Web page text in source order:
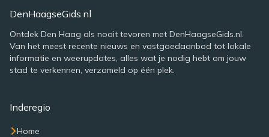
DenHaagseGids.nl
Ontdek Den Haag als nooit tevoren met DenHaagseGids.nl.
Van het meest recente nieuws en vastgoedaanbod tot lokale
informatie en weerupdates, alles wat je nodig hebt om jouw
stad te verkennen, verzameld op één plek.
Inderegio
Home